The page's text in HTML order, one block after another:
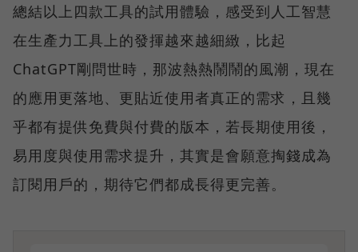
總結以上四款工具的試用體驗，感受到人工智慧
在生產力工具上的發揮越來越細緻，比起
ChatGPT剛問世時，那波熱熱鬧鬧的風潮，現在
的應用更落地、更貼近使用者真正的需求，且幾
乎都有提供免費與付費的版本，若長期使用後，
易用度與使用需求提升，其實是會願意掏錢成為
訂閱用戶的，期待它們都成長得更完善。